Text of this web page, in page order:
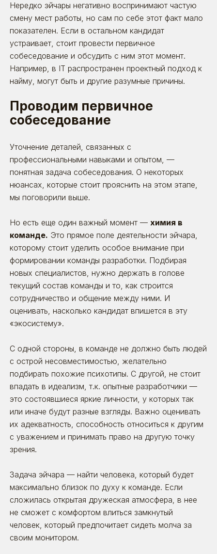
Нередко эйчары негативно воспринимают частую
смену мест работы, но сам по себе этот факт мало
показателен. Если в остальном кандидат
устраивает, стоит провести первичное
собеседование и обсудить с ним этот момент.
Например, в IT распространен проектный подход к
найму, могут быть и другие разумные причины.
Проводим первичное
собеседование
Уточнение деталей, связанных с
профессиональными навыками и опытом, —
понятная задача собеседования. О некоторых
нюансах, которые стоит прояснить на этом этапе,
мы поговорили выше.
Но есть еще один важный момент — химия в
команде. Это прямое поле деятельности эйчара,
которому стоит уделить особое внимание при
формировании команды разработки. Подбирая
новых специалистов, нужно держать в голове
текущий состав команды и то, как строится
сотрудничество и общение между ними. И
оценивать, насколько кандидат впишется в эту
«экосистему».
С одной стороны, в команде не должно быть людей
с острой несовместимостью, желательно
подбирать похожие психотипы. С другой, не стоит
впадать в идеализм, т.к. опытные разработчики —
это состоявшиеся яркие личности, у которых так
или иначе будут разные взгляды. Важно оценивать
их адекватность, способность относиться к другим
с уважением и принимать право на другую точку
зрения.
Задача эйчара — найти человека, который будет
максимально близок по духу к команде. Если
сложилась открытая дружеская атмосфера, в нее
не сможет с комфортом влиться замкнутый
человек, который предпочитает сидеть молча за
своим монитором.